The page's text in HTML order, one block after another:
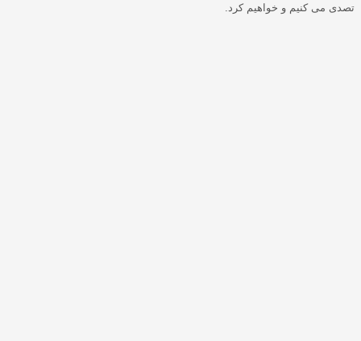
تصدی می کنیم و خواهیم کرد.